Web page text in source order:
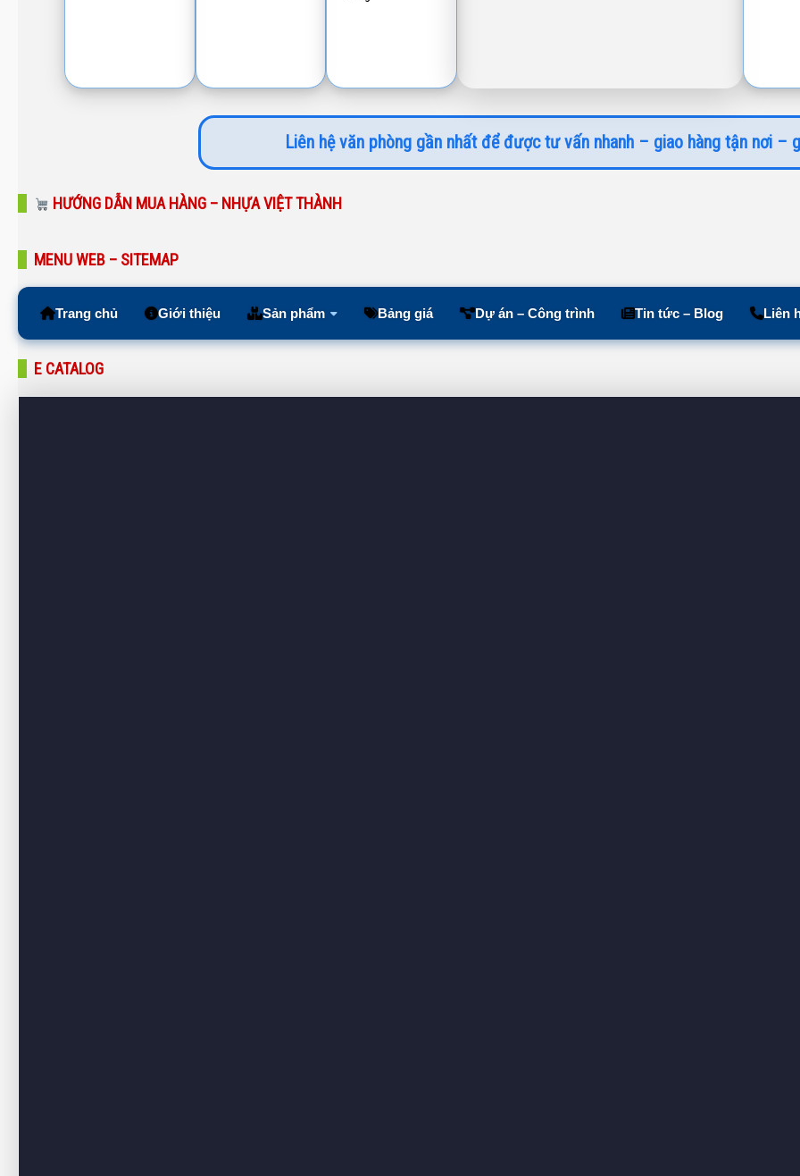
Liên hệ văn phòng gần nhất để được tư vấn nhanh – giao hàng tận nơi –
HƯỚNG DẪN MUA HÀNG – NHỰA VIỆT THÀNH
MENU WEB – SITEMAP
Trang chủ Giới thiệu Sản phẩm Bảng giá Dự án – Công trình Tin tức – Blog Liên
E CATALOG